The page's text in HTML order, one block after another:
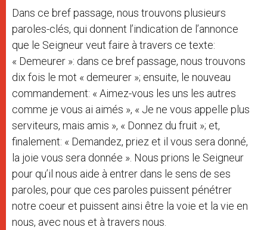
Dans ce bref passage, nous trouvons plusieurs
paroles-clés, qui donnent l’indication de l’annonce
que le Seigneur veut faire à travers ce texte:
« Demeurer »: dans ce bref passage, nous trouvons
dix fois le mot « demeurer »; ensuite, le nouveau
commandement: « Aimez-vous les uns les autres
comme je vous ai aimés », « Je ne vous appelle plus
serviteurs, mais amis », « Donnez du fruit »; et,
finalement: « Demandez, priez et il vous sera donné,
la joie vous sera donnée ». Nous prions le Seigneur
pour qu’il nous aide à entrer dans le sens de ses
paroles, pour que ces paroles puissent pénétrer
notre coeur et puissent ainsi être la voie et la vie en
nous, avec nous et à travers nous.